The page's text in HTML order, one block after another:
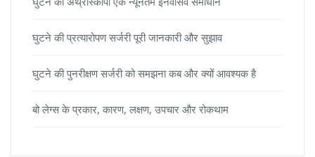
घुटने की प्रत्यारोपण सर्जरी पूरी जानकारी और सुझाव
घुटने की पुनरीक्षण सर्जरी को समझना कब और क्यों आवश्यक है
बो लेग्स के प्रकार, कारण, लक्षण, उपचार और रोकथाम